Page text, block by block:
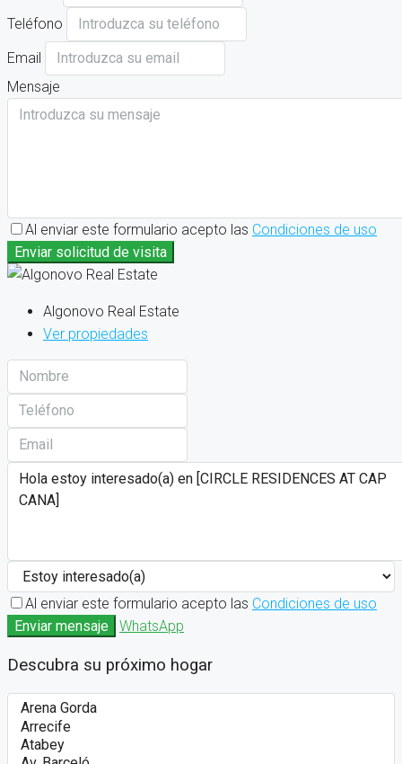
Teléfono
Email
Mensaje
Al enviar este formulario acepto las Condiciones de uso
Enviar solicitud de visita
Algonovo Real Estate
Ver propiedades
Al enviar este formulario acepto las Condiciones de uso
Enviar mensaje
WhatsApp
Descubra su próximo hogar